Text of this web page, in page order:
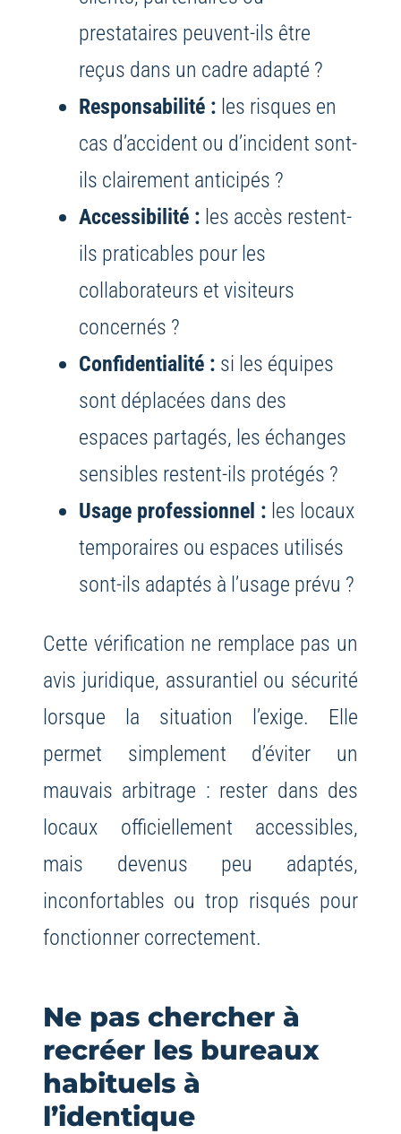
prestataires peuvent-ils être
reçus dans un cadre adapté ?
Responsabilité : les risques en
cas d’accident ou d’incident sont-
ils clairement anticipés ?
Accessibilité : les accès restent-
ils praticables pour les
collaborateurs et visiteurs
concernés ?
Confidentialité : si les équipes
sont déplacées dans des
espaces partagés, les échanges
sensibles restent-ils protégés ?
Usage professionnel : les locaux
temporaires ou espaces utilisés
sont-ils adaptés à l’usage prévu ?
Cette vérification ne remplace pas un
avis juridique, assurantiel ou sécurité
lorsque la situation l’exige. Elle
permet simplement d’éviter un
mauvais arbitrage : rester dans des
locaux officiellement accessibles,
mais devenus peu adaptés,
inconfortables ou trop risqués pour
fonctionner correctement.
Ne pas chercher à
recréer les bureaux
habituels à
l’identique